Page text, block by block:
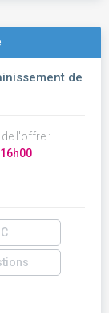
de
de l'offre :